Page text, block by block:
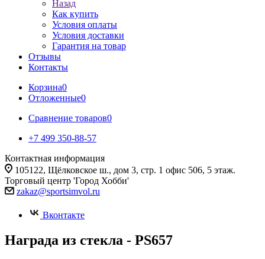
Назад
Как купить
Условия оплаты
Условия доставки
Гарантия на товар
Отзывы
Контакты
Корзина0
Отложенные0
Сравнение товаров0
+7 499 350-88-57
Контактная информация
105122, Щёлковское ш., дом 3, стр. 1 офис 506, 5 этаж.
Торговый центр 'Город Хобби'
zakaz@sportsimvol.ru
Вконтакте
Награда из стекла - PS657